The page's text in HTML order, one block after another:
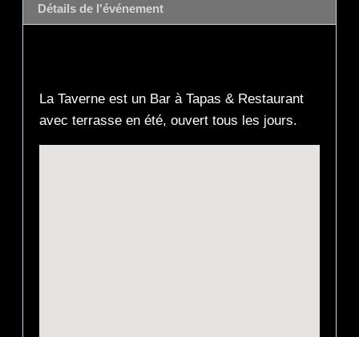
Détails de l'événement
La Taverne est un Bar à Tapas & Restaurant
avec terrasse en été, ouvert tous les jours.